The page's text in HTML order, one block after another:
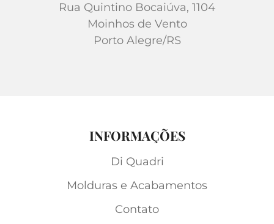
Rua Quintino Bocaiúva, 1104
Moinhos de Vento
Porto Alegre/RS
INFORMAÇÕES
Di Quadri
Molduras e Acabamentos
Contato